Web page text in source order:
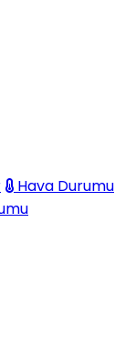
Hava Durumu